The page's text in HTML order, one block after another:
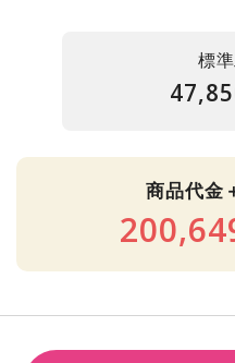
標
商品代金